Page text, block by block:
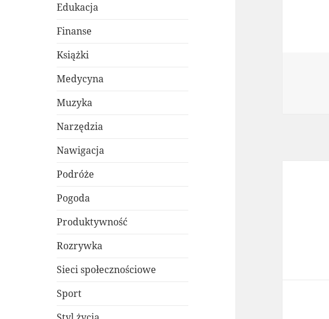
Edukacja
Finanse
Książki
Medycyna
Muzyka
Narzędzia
Nawigacja
Podróże
Pogoda
Produktywność
Rozrywka
Sieci społecznościowe
Sport